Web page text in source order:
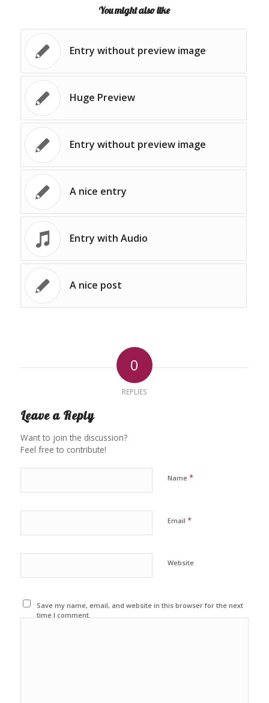
You might also like
Entry without preview image
Huge Preview
Entry without preview image
A nice entry
Entry with Audio
A nice post
0
REPLIES
Leave a Reply
Want to join the discussion?
Feel free to contribute!
Name *
Email *
Website
Save my name, email, and website in this browser for the next
time I comment.